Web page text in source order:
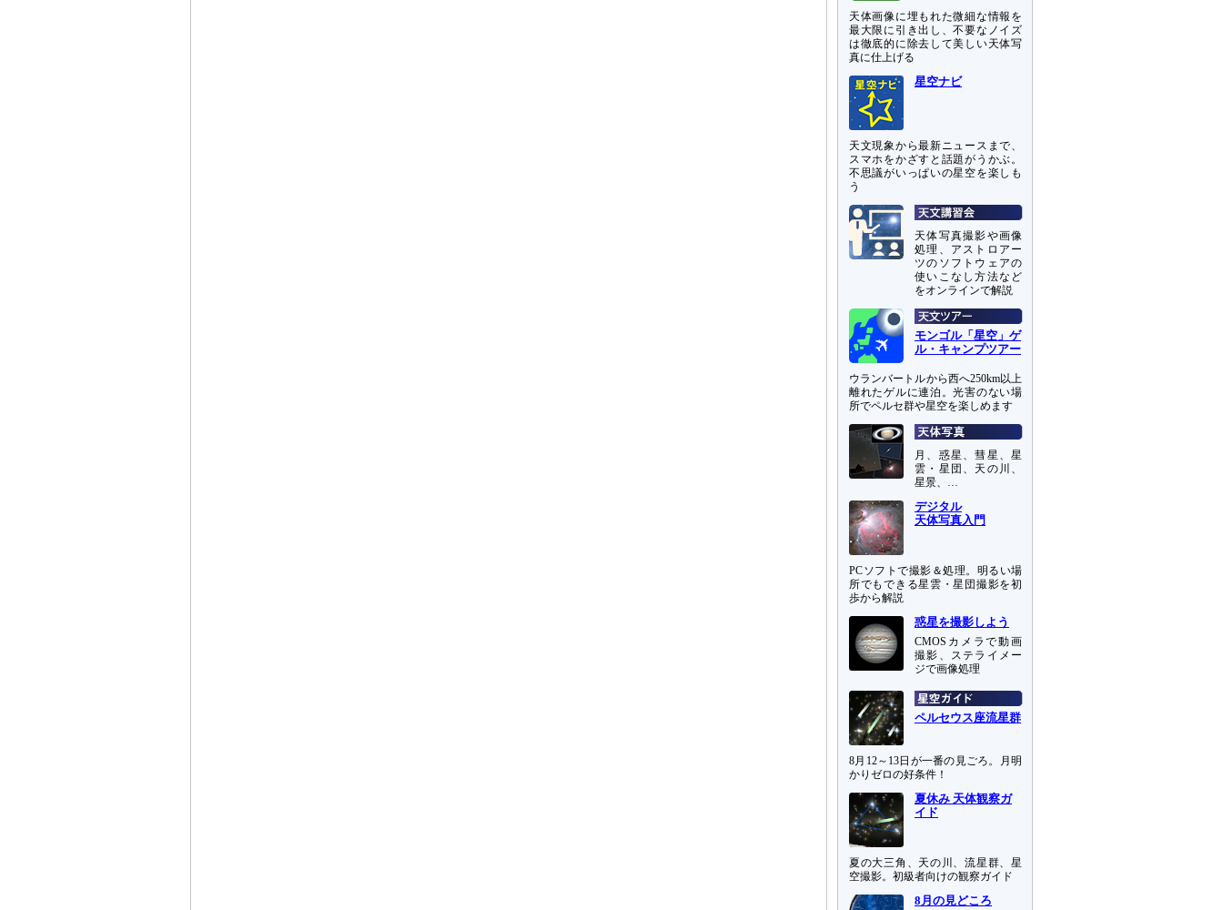
天体画像に埋もれた微細な情報を
最大限に引き出し、不要なノイズ
は徹底的に除去して美しい天体写
真に仕上げる
星空ナビ
天文現象から最新ニュースまで、
スマホをかざすと話題がうかぶ。
不思議がいっぱいの星空を楽しも
う
天体写真撮影や画像
処理、アストロアー
ツのソフトウェアの
使いこなし方法など
をオンラインで解説
モンゴル「星空」ゲ
ル・キャンプツアー
ウランバートルから西へ250km以上
離れたゲルに連泊。光害のない場
所でペルセ群や星空を楽しめます
月、惑星、彗星、星
雲・星団、天の川、
星景、…
デジタル
天体写真入門
PCソフトで撮影＆処理。明るい場
所でもできる星雲・星団撮影を初
歩から解説
惑星を撮影しよう
CMOSカメラで動画
撮影、ステライメー
ジで画像処理
ペルセウス座流星群
8月12～13日が一番の見ごろ。月明
かりゼロの好条件！
夏休み 天体観察ガ
イド
夏の大三角、天の川、流星群、星
空撮影。初級者向けの観察ガイド
8月の見どころ